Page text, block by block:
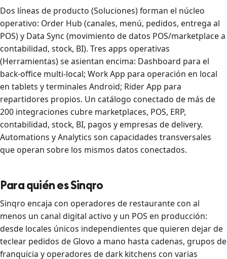
Dos líneas de producto (Soluciones) forman el núcleo
operativo: Order Hub (canales, menú, pedidos, entrega al
POS) y Data Sync (movimiento de datos POS/marketplace a
contabilidad, stock, BI). Tres apps operativas
(Herramientas) se asientan encima: Dashboard para el
back-office multi-local; Work App para operación en local
en tablets y terminales Android; Rider App para
repartidores propios. Un catálogo conectado de más de
200 integraciones cubre marketplaces, POS, ERP,
contabilidad, stock, BI, pagos y empresas de delivery.
Automations y Analytics son capacidades transversales
que operan sobre los mismos datos conectados.
Para quién es Sinqro
Sinqro encaja con operadores de restaurante con al
menos un canal digital activo y un POS en producción:
desde locales únicos independientes que quieren dejar de
teclear pedidos de Glovo a mano hasta cadenas, grupos de
franquicia y operadores de dark kitchens con varias